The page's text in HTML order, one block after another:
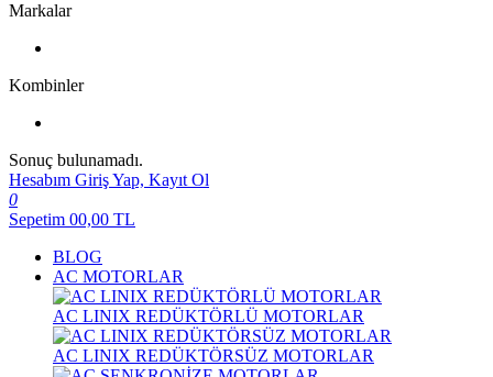
Markalar
Kombinler
Sonuç bulunamadı.
Hesabım Giriş Yap, Kayıt Ol
0
Sepetim 00,00 TL
BLOG
AC MOTORLAR
AC LINIX REDÜKTÖRLÜ MOTORLAR
AC LINIX REDÜKTÖRSÜZ MOTORLAR